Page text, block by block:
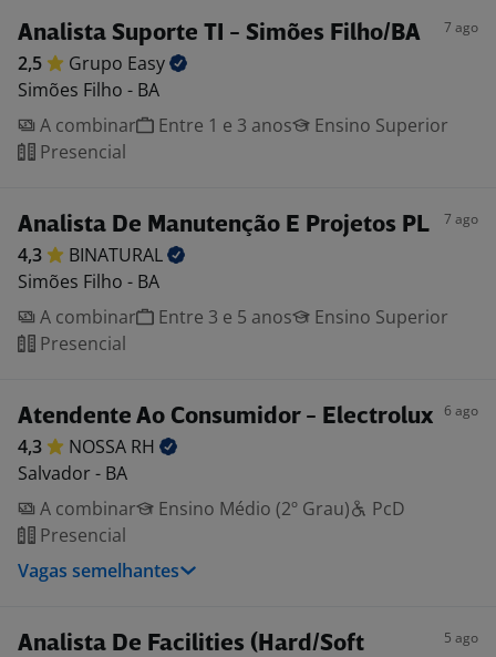
Analista Suporte TI - Simões Filho/BA 7 ago
2,5 Grupo Easy
Simões Filho - BA
A combinar
Entre 1 e 3 anos
Ensino Superior
Presencial
Analista De Manutenção E Projetos PL 7 ago
4,3
BINATURAL
Simões Filho - BA
A combinar
Entre 3 e 5 anos
Ensino Superior
Presencial
Atendente Ao Consumidor - Electrolux 6 ago
4,3 NOSSA RH
Salvador - BA
A combinar
Ensino Médio (2º Grau)
PcD
Presencial
Vagas semelhantes
Analista De Facilities (Hard/Soft
5 ago